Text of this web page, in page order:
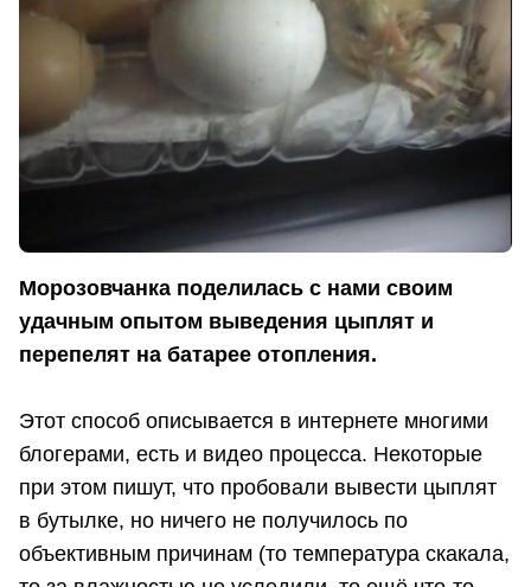
Морозовчанка поделилась с нами своим
удачным опытом выведения цыплят и
перепелят на батарее отопления.
Этот способ описывается в интернете многими
блогерами, есть и видео процесса. Некоторые
при этом пишут, что пробовали вывести цыплят
в бутылке, но ничего не получилось по
объективным причинам (то температура скакала,